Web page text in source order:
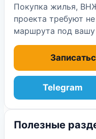
Покупка жилья,
проекта требуют
маршрута под
Telegram
Полезные